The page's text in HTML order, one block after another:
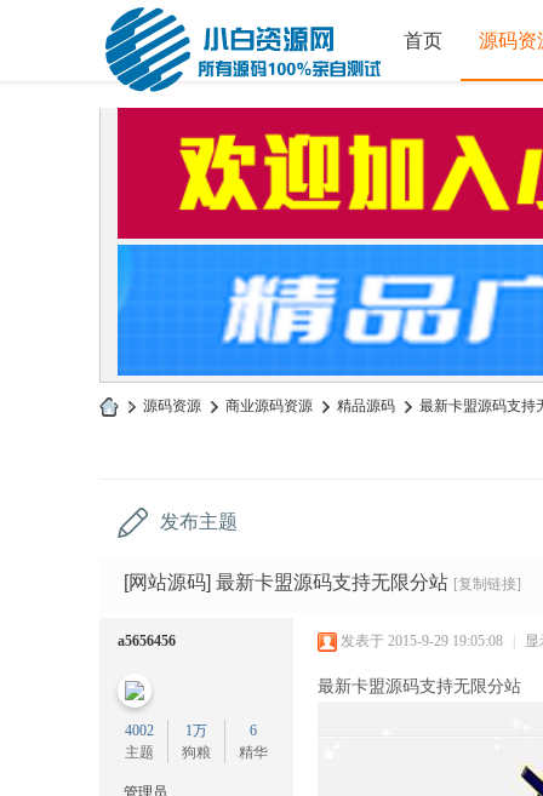
首页 源码资
» 源码资源 › 商业源码资源 › 精品源码 › 最新卡盟源码支持
发布主题
[网站源码] 最新卡盟源码支持无限分站 [复制链接]
a5656456
4002
主题
1万
狗粮
6
精华
管理员
发表于 2015-9-29 19:05:08 | 显
最新卡盟源码支持无限分站